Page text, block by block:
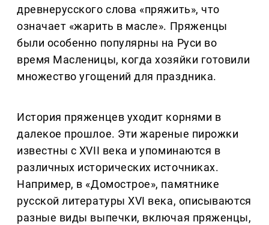
древнерусского слова «пряжить», что
означает «жарить в масле». Пряженцы
были особенно популярны на Руси во
время Масленицы, когда хозяйки готовили
множество угощений для праздника.
История пряженцев уходит корнями в
далекое прошлое. Эти жареные пирожки
известны с XVII века и упоминаются в
различных исторических источниках.
Например, в «Домострое», памятнике
русской литературы XVI века, описываются
разные виды выпечки, включая пряженцы,